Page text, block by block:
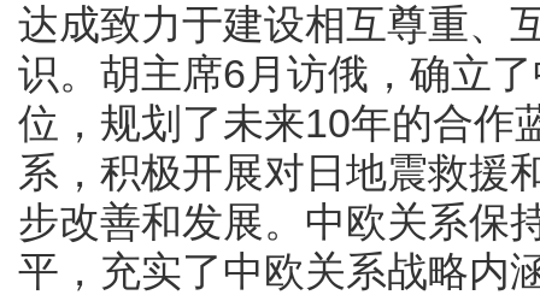
达成致力于建设相互尊重、
识。胡主席6月访俄，确立
位，规划了未来10年的合作
系，积极开展对日地震救援
步改善和发展。中欧关系保
平，充实了中欧关系战略内